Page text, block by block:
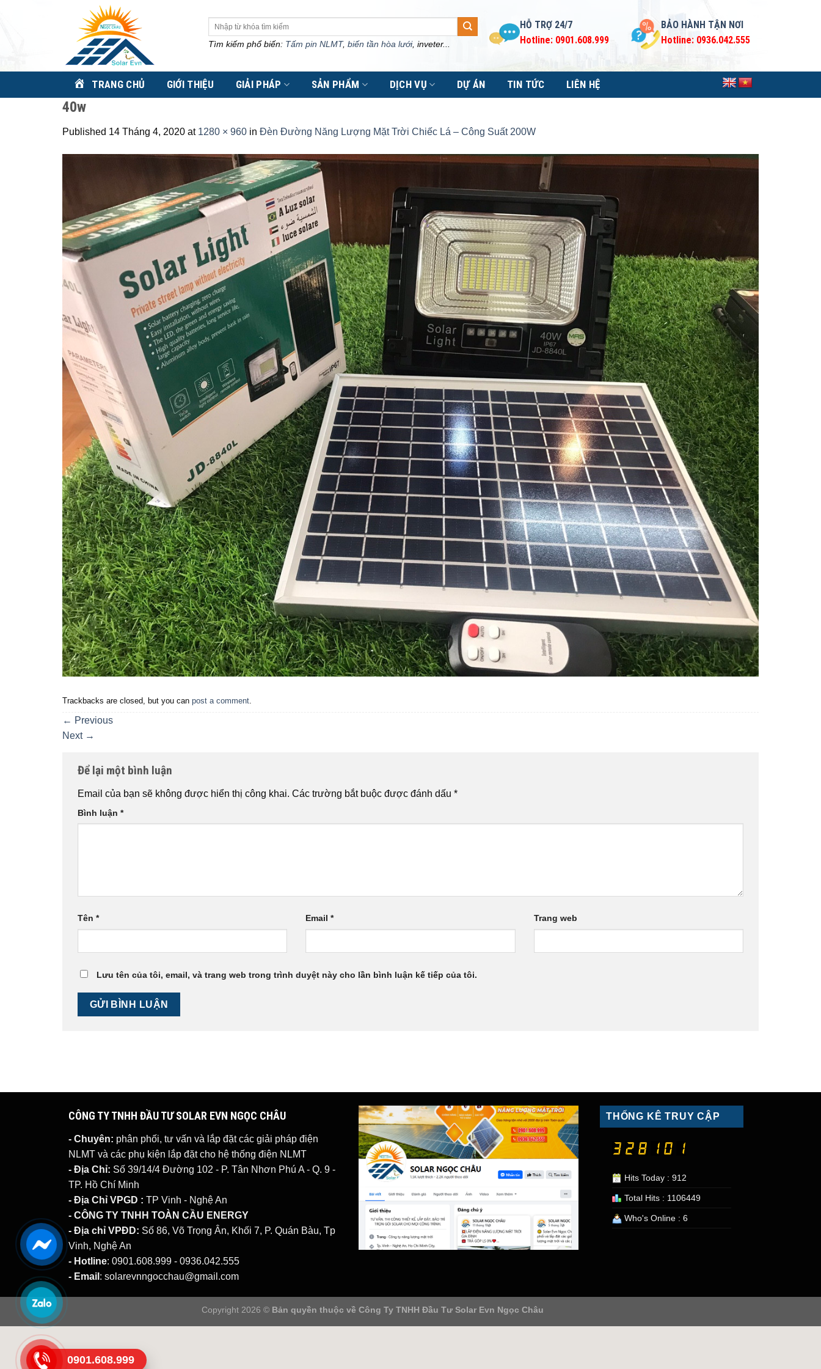
kiếm:
Tìm kiếm phổ biến: Tấm pin NLMT, biến tần hòa lưới, inveter...
HỖ TRỢ 24/7
Hotline: 0901.608.999
BẢO HÀNH TẬN NƠI
Hotline: 0936.042.555
TRANG CHỦ GIỚI THIỆU GIẢI PHÁP SẢN PHẨM DỊCH VỤ DỰ ÁN TIN TỨC LIÊN HỆ
40w
Published 14 Tháng 4, 2020 at 1280 × 960 in Đèn Đường Năng Lượng Mặt Trời Chiếc Lá – Công Suất 200W
Trackbacks are closed, but you can post a comment.
← Previous
Next →
Để lại một bình luận
Email của bạn sẽ không được hiển thị công khai. Các trường bắt buộc được đánh dấu *
Bình luận *
Tên * Email* Trang web
Lưu tên của tôi, email, và trang web trong trình duyệt này cho lần bình luận kế tiếp của tôi.
CÔNG TY TNHH ĐẦU TƯ SOLAR EVN NGỌC CHÂU
- Chuyên: phân phối, tư vấn và lắp đặt các giải pháp điện
NLMT và các phụ kiện lắp đặt cho hệ thống điện NLMT
- Địa Chỉ: Số 39/14/4 Đường 102 - P. Tân Nhơn Phú A - Q. 9 -
TP. Hồ Chí Minh
- Địa Chỉ VPGD : TP Vinh - Nghệ An
- CÔNG TY TNHH TOÀN CẦU ENERGY
- Địa chỉ VPĐD: Số 86, Võ Trọng Ân, Khối 7, P. Quán Bàu, Tp
Vinh, Nghệ An
- Hotline: 0901.608.999 - 0936.042.555
- Email : solarevnngocchau@gmail.com
THỐNG KÊ TRUY CẬP
Hits Today : 912
Total Hits : 1106449
Who's Online : 6
Copyright 2026 © Bản quyền thuộc về Công Ty TNHH Đầu Tư Solar Evn Ngọc Châu
0901.608.999